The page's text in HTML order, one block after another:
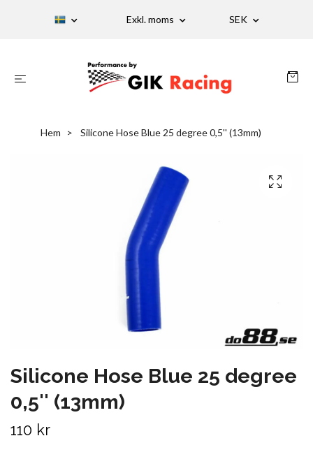
Exkl. moms SEK
Hem Silicone Hose Blue 25 degree 0,5'' (13mm)
Silicone Hose Blue 25 degree
0,5'' (13mm)
110 kr